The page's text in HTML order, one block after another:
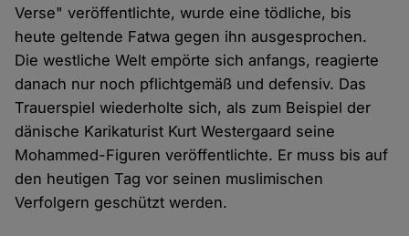
Verse" veröffentlichte, wurde eine tödliche, bis
heute geltende Fatwa gegen ihn ausgesprochen.
Die westliche Welt empörte sich anfangs, reagierte
danach nur noch pflichtgemäß und defensiv. Das
Trauerspiel wiederholte sich, als zum Beispiel der
dänische Karikaturist Kurt Westergaard seine
Mohammed-Figuren veröffentlichte. Er muss bis auf
den heutigen Tag vor seinen muslimischen
Verfolgern geschützt werden.